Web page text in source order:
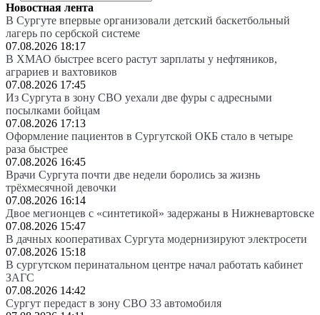
Новостная лента
В Сургуте впервые организовали детский баскетбольный
лагерь по сербской системе
07.08.2026 18:17
В ХМАО быстрее всего растут зарплаты у нефтяников,
аграриев и вахтовиков
07.08.2026 17:45
Из Сургута в зону СВО уехали две фуры с адресными
посылками бойцам
07.08.2026 17:13
Оформление пациентов в Сургутской ОКБ стало в четыре
раза быстрее
07.08.2026 16:45
Врачи Сургута почти две недели боролись за жизнь
трёхмесячной девочки
07.08.2026 16:14
Двое мегионцев с «синтетикой» задержаны в Нижневартовске
07.08.2026 15:47
В дачных кооперативах Сургута модернизируют электросети
07.08.2026 15:18
В сургутском перинатальном центре начал работать кабинет
ЗАГС
07.08.2026 14:42
Сургут передаст в зону СВО 33 автомобиля